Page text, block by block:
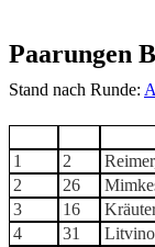
Paarungen
Stand nach Runde:
1
2
2
26
3
16
4
31